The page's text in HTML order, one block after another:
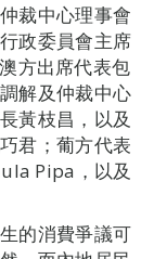
裁中心理事會
政委員會主席
方出席代表包
解及仲裁中心
黃枝昌，以及
君；葡方代表
Pipa，以及
的消費爭議可